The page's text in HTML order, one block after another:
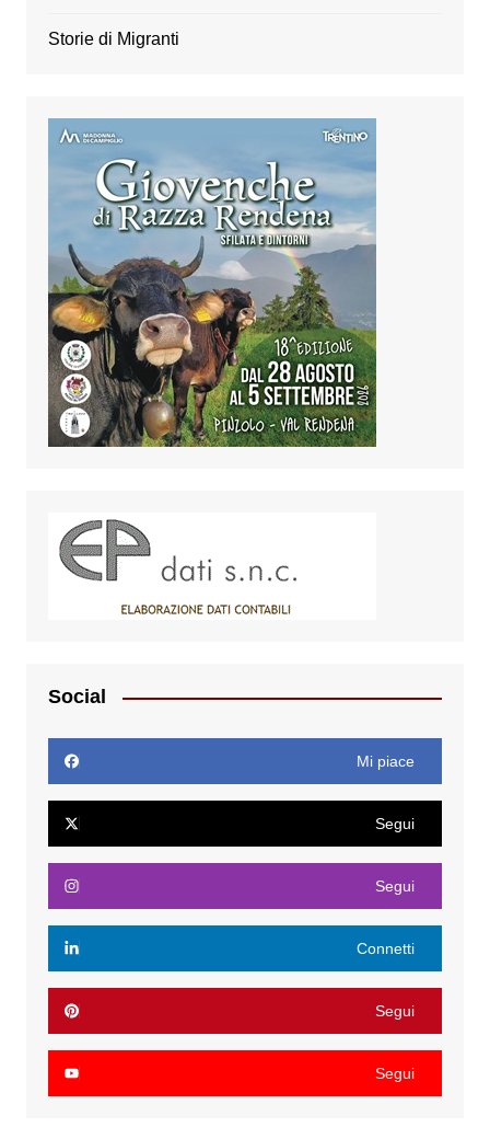
Storie di Migranti
Social
Mi piace
Segui
Segui
Connetti
Segui
Segui